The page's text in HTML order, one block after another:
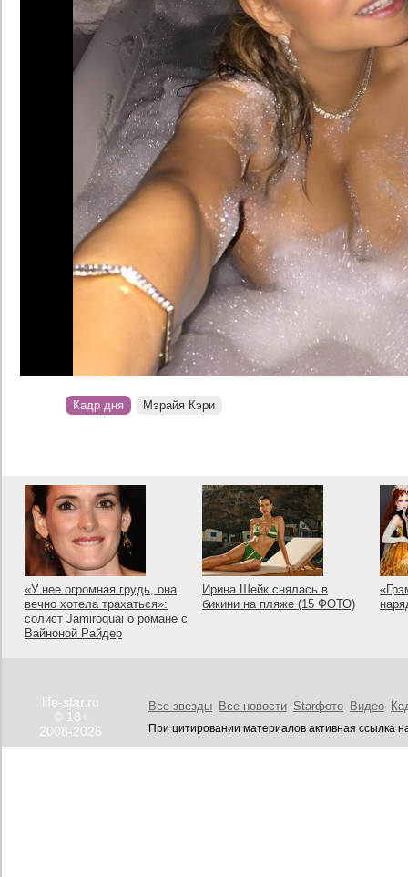
Кадр дня Мэрайя Кэри
«У нее огромная грудь, она
вечно хотела трахаться»:
солист Jamiroquai о романе с
Вайноной Райдер
Ирина Шейк снялась в
бикини на пляже (15 ФОТО)
life-star.ru
© 18+
2008-2026
Все звезды Все новости Starфото Видео
При цитировании материалов активная ссылка